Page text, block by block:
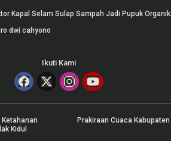
Kapal Selam Sulap Sampah Jadi Pupuk
dwi cahyono
Ikuti Kami
Kidul
Prakiraan Cuaca